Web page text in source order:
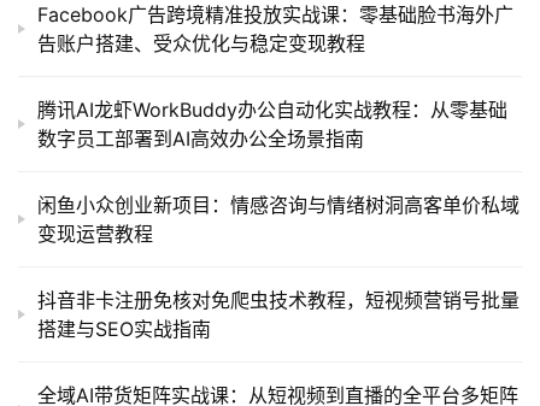
Facebook广告跨境精准投放实战课：零基础脸书海外广
告账户搭建、受众优化与稳定变现教程
腾讯AI龙虾WorkBuddy办公自动化实战教程：从零基础
数字员工部署到AI高效办公全场景指南
闲鱼小众创业新项目：情感咨询与情绪树洞高客单价私域
变现运营教程
抖音非卡注册免核对免爬虫技术教程，短视频营销号批量
搭建与SEO实战指南
全域AI带货矩阵实战课：从短视频到直播的全平台多矩阵